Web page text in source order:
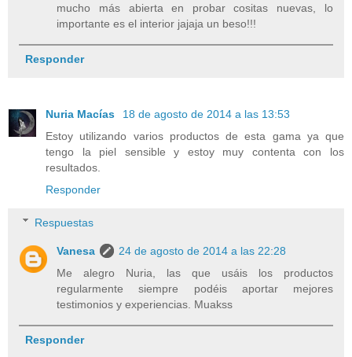
mucho más abierta en probar cositas nuevas, lo
importante es el interior jajaja un beso!!!
Responder
Nuria Macías
18 de agosto de 2014 a las 13:53
Estoy utilizando varios productos de esta gama ya que
tengo la piel sensible y estoy muy contenta con los
resultados.
Responder
Respuestas
Vanesa
24 de agosto de 2014 a las 22:28
Me alegro Nuria, las que usáis los productos
regularmente siempre podéis aportar mejores
testimonios y experiencias. Muakss
Responder